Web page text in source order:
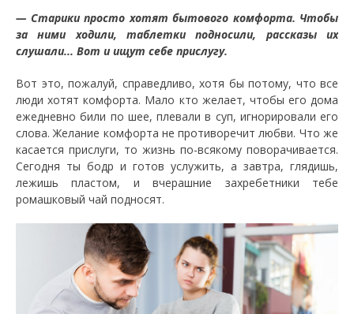
— Старики просто хотят бытового комфорта. Чтобы
за ними ходили, таблетки подносили, рассказы их
слушали... Вот и ищут себе прислугу.
Вот это, пожалуй, справедливо, хотя бы потому, что все
люди хотят комфорта. Мало кто желает, чтобы его дома
ежедневно били по шее, плевали в суп, игнорировали его
слова. Желание комфорта не противоречит любви. Что же
касается прислуги, то жизнь по-всякому поворачивается.
Сегодня ты бодр и готов услужить, а завтра, глядишь,
лежишь пластом, и вчерашние захребетники тебе
ромашковый чай подносят.